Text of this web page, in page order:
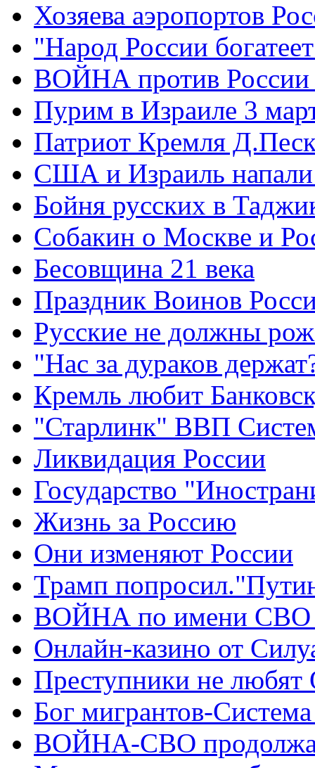
Хозяева аэропортов
"Народ России
ВОЙНА против России
Пурим в Израиле 3
Патриот Кремля
США и Израиль
Бойня русских в
Собакин о Москве и
Бесовщина 21 века
Праздник Воинов
Русские не должны
"Нас за дураков
Кремль любит
"Старлинк" ВВП
Ликвидация России
Государство
Жизнь за Россию
Они изменяют России
Трамп
ВОЙНА по имени СВО
Онлайн-казино от
Преступники не
Бог мигрантов-
ВОЙНА-СВО